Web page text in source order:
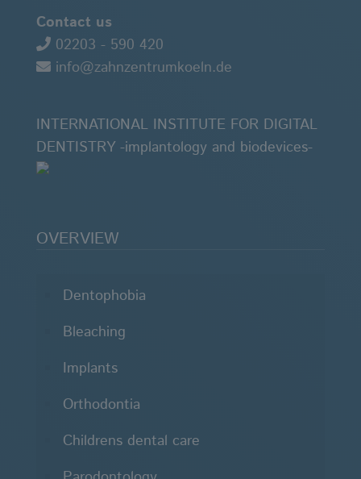
Contact us
02203 - 590 420
info@zahnzentrumkoeln.de
INTERNATIONAL INSTITUTE FOR DIGITAL
DENTISTRY -implantology and biodevices-
OVERVIEW
Dentophobia
Bleaching
Implants
Orthodontia
Childrens dental care